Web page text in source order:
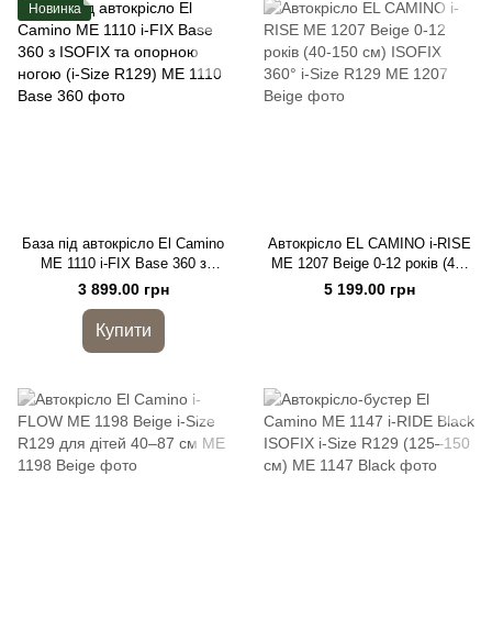
Новинка
База під автокрісло El Camino
ME 1110 i-FIX Base 360 з
ISOFIX та опорною ногою (i-
Size R129)
3 899.00 грн
Купити
Автокрісло EL CAMINO i-RISE
ME 1207 Beige 0-12 років (40-
150 см) ISOFIX 360° i-Size
5 199.00 грн